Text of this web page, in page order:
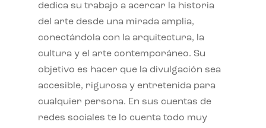
dedica su trabajo a acercar la historia
del arte desde una mirada amplia,
conectándola con la arquitectura, la
cultura y el arte contemporáneo. Su
objetivo es hacer que la divulgación sea
accesible, rigurosa y entretenida para
cualquier persona. En sus cuentas de
redes sociales te lo cuenta todo muy